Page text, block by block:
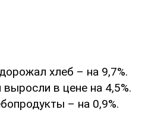
хлеб – на 9,7%.
в цене на 4,5%.
– на 0,9%.